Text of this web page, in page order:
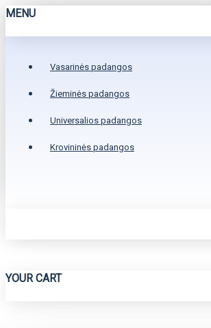
MENU
Vasarinės padangos
Žieminės padangos
Universalios padangos
Krovininės padangos
YOUR CART